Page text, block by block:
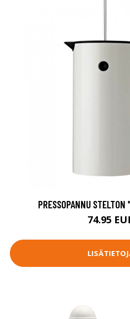
PRESSOPANNU
74.95